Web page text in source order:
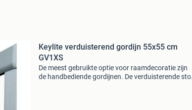
Keylite verduisterend gordijn 55x55 cm
GV1XS
De meest gebruikte optie voor raamdecoratie zijn
de handbediende gordijnen. De verduisterende